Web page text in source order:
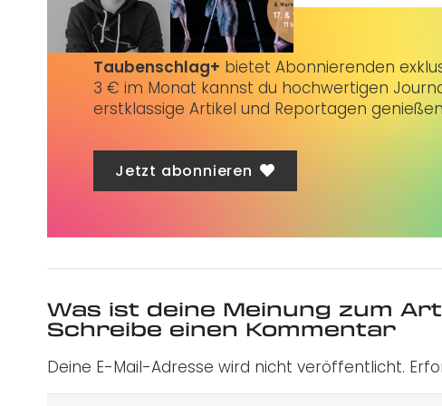
Taubenschlag+ bietet Abonnierenden
3 € im Monat kannst du hochwertigen
erstklassige Artikel und Reportagen
Jetzt abonnieren
Was ist deine Meinung zum
Schreibe einen Kommentar
Deine E-Mail-Adresse wird nicht veröffentlicht.